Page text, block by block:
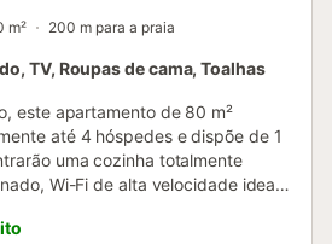
m² 200 m para a praia
TV, Roupas de cama, Toalhas
este apartamento de 80 m²
até 4 hóspedes e dispõe de 1
uma cozinha totalmente
Wi-Fi de alta velocidade ideal
Para famílias com